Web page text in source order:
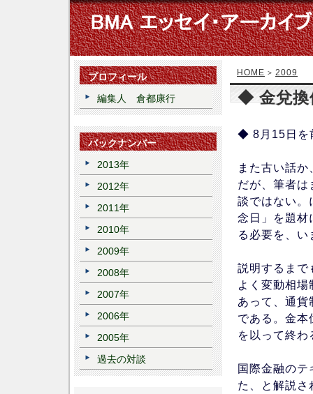
HOME > 2009
◆ 金兌換
◆ 8月15日を
また古い話
だが、筆者
談ではない。
念日」を題材
る必要を、
説明するまで
よく変動相
あって、通貨
である。金
を以って終わ
国際金融の
た、と解説
プロフィール
編集人 倉都康行
バックナンバー
2013年
2012年
2011年
2010年
2009年
2008年
2007年
2006年
2005年
過去の対談